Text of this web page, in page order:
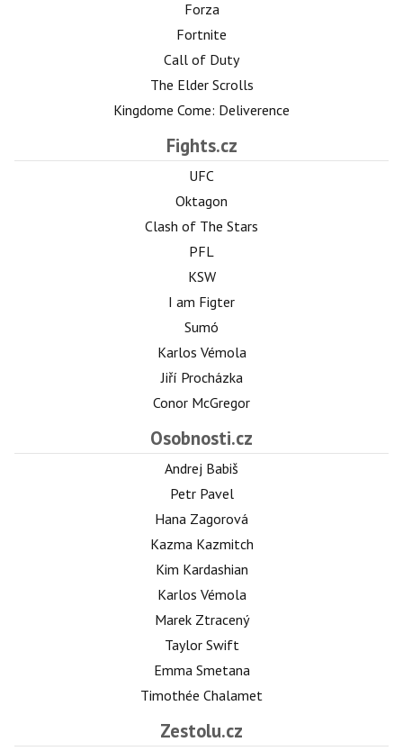
Forza
Fortnite
Call of Duty
The Elder Scrolls
Kingdome Come: Deliverence
Fights.cz
UFC
Oktagon
Clash of The Stars
PFL
KSW
I am Figter
Sumó
Karlos Vémola
Jiří Procházka
Conor McGregor
Osobnosti.cz
Andrej Babiš
Petr Pavel
Hana Zagorová
Kazma Kazmitch
Kim Kardashian
Karlos Vémola
Marek Ztracený
Taylor Swift
Emma Smetana
Timothée Chalamet
Zestolu.cz